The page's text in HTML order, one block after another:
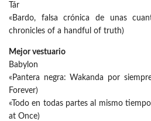
Tár
«Bardo, falsa crónica de unas
chronicles of a handful of truth)
Mejor vestuario
Babylon
«Pantera negra: Wakanda por
Forever)
«Todo en todas partes al mismo
at Once)